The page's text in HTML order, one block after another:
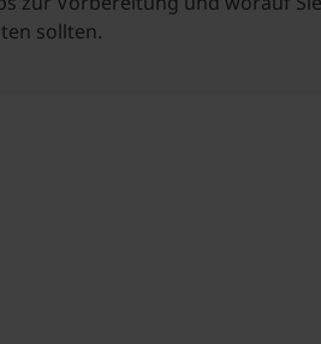
sollten.